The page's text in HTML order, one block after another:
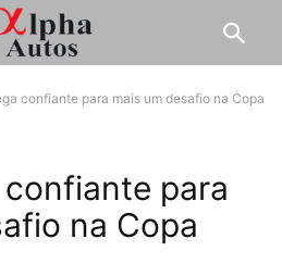
confiante para mais um desafio na Copa
para
na Copa